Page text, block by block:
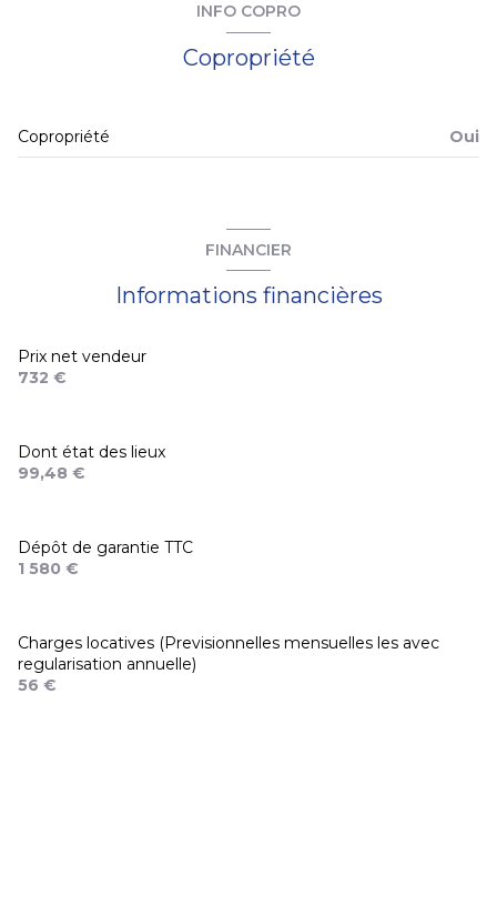
terrasse
INFO COPRO
Copropriété
Copropriété Oui
FINANCIER
Informations financières
Prix net vendeur
732 €
Dont état des lieux
99,48 €
Dépôt de garantie TTC
1 580 €
Charges locatives (Previsionnelles mensuelles les avec
regularisation annuelle)
56 €